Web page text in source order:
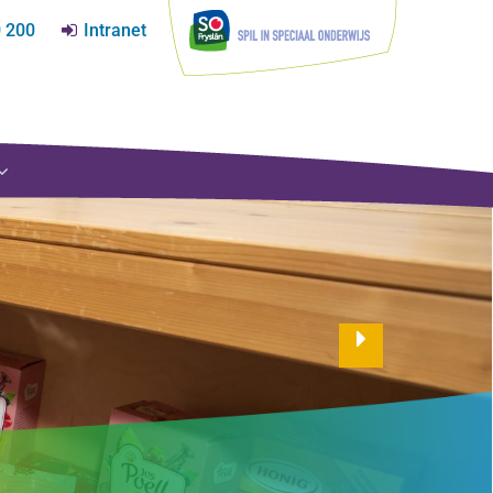
200 Intranet